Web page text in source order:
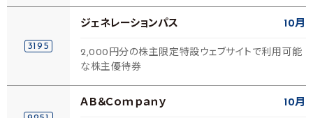
3195
ジェネレーションパス 10月
2,000円分の株主限定特設ウェブサイトで利用可能
な株主優待券
ＡＢ＆Ｃｏｍｐａｎｙ 10月